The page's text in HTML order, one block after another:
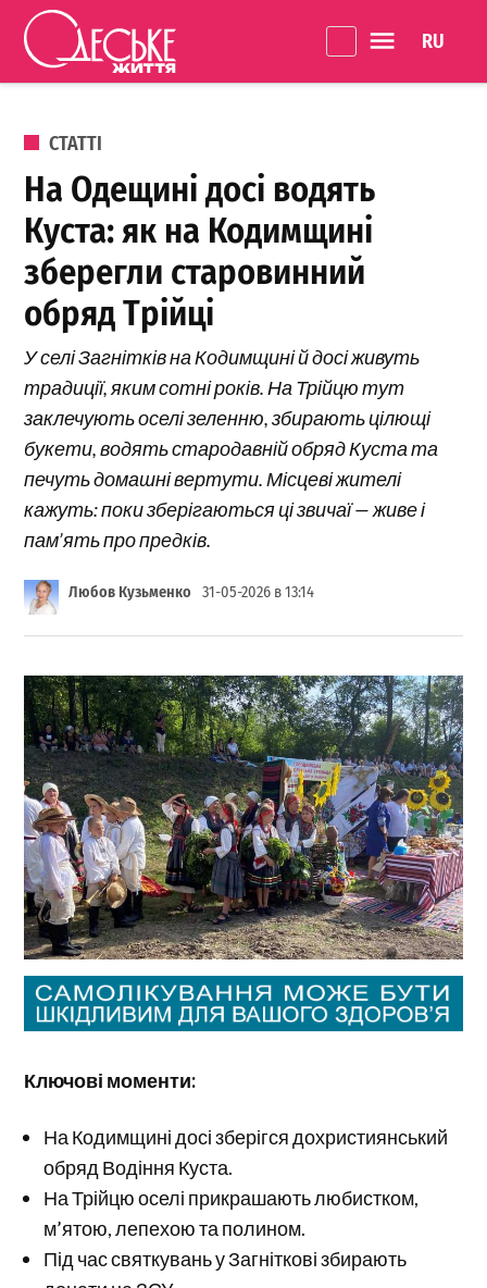
Перейти до вмісту
Життя
ОПУБЛІКОВАНО В
СТАТТІ
На Одещині досі водять
Куста: як на Кодимщині
зберегли старовинний
обряд Трійці
У селі Загнітків на Кодимщині й досі живуть
традиції, яким сотні років. На Трійцю тут
заклечують оселі зеленню, збирають цілющі
букети, водять стародавній обряд Куста та
печуть домашні вертути. Місцеві жителі
кажуть: поки зберігаються ці звичаї — живе і
пам’ять про предків.
Любов Кузьменко 31-05-2026 в 13:14
Ключові моменти:
На Кодимщині досі зберігся дохристиянський
обряд Водіння Куста.
На Трійцю оселі прикрашають любистком,
м’ятою, лепехою та полином.
Під час святкувань у Загніткові збирають